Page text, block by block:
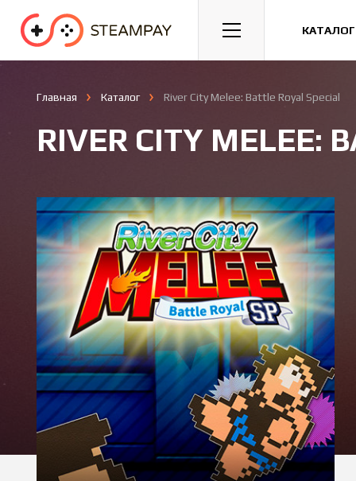
Спорт Гонки Казуальные
Главная Каталог River City Melee: Battle Royal Special
RIVER CITY MELEE: